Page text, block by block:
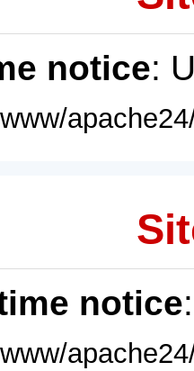
notice:
notice